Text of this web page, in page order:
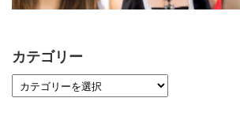
カテゴリー